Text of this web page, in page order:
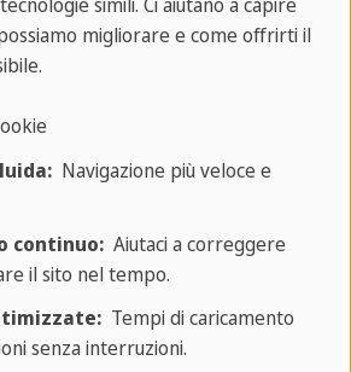
nel tempo con un
l'antica città murata di
nobile storia della città,
torta al cioccolato al
L'autobus 202 ti
migliorare e come offrirti il
Navigazione più veloce e
continuo:Aiutaci a correggere
il sito nel tempo.
Tempi di caricamento
senza interruzioni.